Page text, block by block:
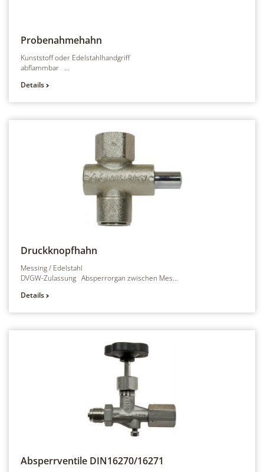
Probenahmehahn
Kunststoff oder Edelstahlhandgriff
abflammbar ...
Details
Druckknopfhahn
Messing / Edelstahl
DVGW-Zulassung Absperrorgan zwischen Mes...
Details
Absperrventile DIN16270/16271